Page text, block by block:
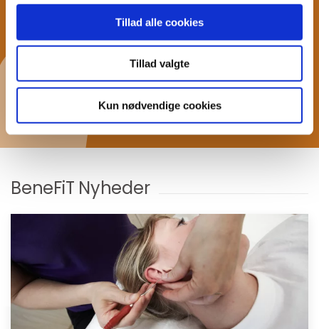
Tillad alle cookies
Tillad valgte
Kun nødvendige cookies
Seneste Facebook
nyheder
BeneFiT Nyheder